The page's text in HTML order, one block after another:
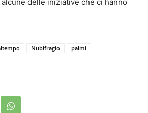
Nubifragio palmi